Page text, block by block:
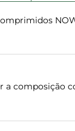
a composição